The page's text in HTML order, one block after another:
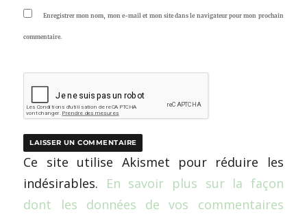
Enregistrer mon nom, mon e-mail et mon site dans le navigateur pour mon prochain
commentaire.
Ce site utilise Akismet pour réduire les
indésirables. En savoir plus sur la façon
dont les données de vos commentaires